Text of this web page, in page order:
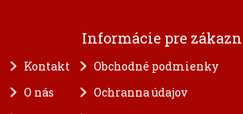
Informácie pre
Kontakt
O nás
Obchodné podmienky
Ochranna údajov